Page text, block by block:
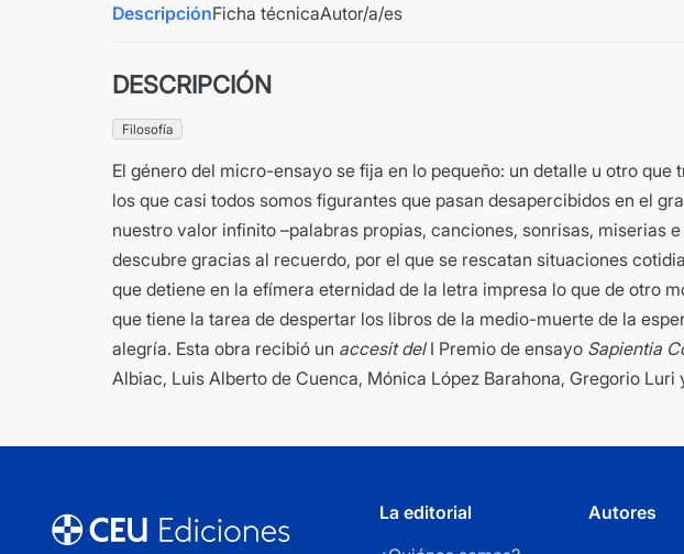
DescripciónFicha técnicaAutor/a/es
DESCRIPCIÓN
Filosofía
El género del micro-ensayo se fija en lo pequeño: un detalle u otro
los que casi todos somos figurantes que pasan desapercibidos en el
nuestro valor infinito –palabras propias, canciones, sonrisas, miserias
descubre gracias al recuerdo, por el que se rescatan situaciones
que detiene en la efímera eternidad de la letra impresa lo que de otro
que tiene la tarea de despertar los libros de la medio-muerte de la
alegría. Esta obra recibió un accesit delI Premio de ensayo Sapientia
Albiac, Luis Alberto de Cuenca, Mónica López Barahona, Gregorio Luri
La editorial
Autores